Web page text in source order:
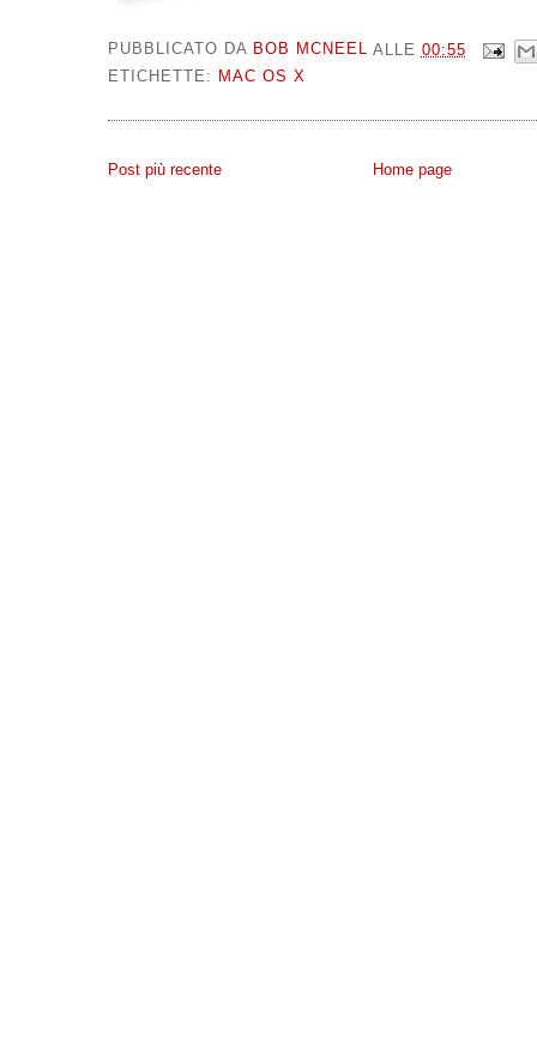
PUBBLICATO DA BOB MCNEEL ALLE 00:55
ETICHETTE:
MAC OS X
Post più recente Home page